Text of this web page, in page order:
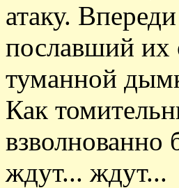
атаку.
пославший их
туманной
Как
взволнованно
ждут... ждут...